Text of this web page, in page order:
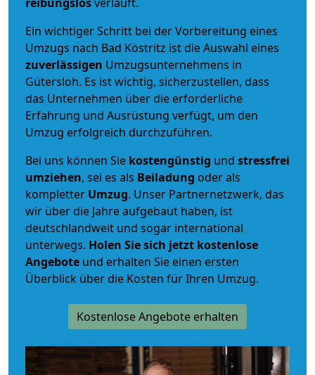
Ein wichtiger Schritt bei der Vorbereitung eines
Umzugs nach Bad Köstritz ist die Auswahl eines
zuverlässigen Umzugsunternehmens in
Gütersloh. Es ist wichtig, sicherzustellen, dass
das Unternehmen über die erforderliche
Erfahrung und Ausrüstung verfügt, um den
Umzug erfolgreich durchzuführen.
Bei uns können Sie kostengünstig und stressfrei
umziehen, sei es als Beiladung oder als
kompletter Umzug. Unser Partnernetzwerk, das
wir über die Jahre aufgebaut haben, ist
deutschlandweit und sogar international
unterwegs. Holen Sie sich jetzt kostenlose
Angebote und erhalten Sie einen ersten
Überblick über die Kosten für Ihren Umzug.
Kostenlose Angebote erhalten